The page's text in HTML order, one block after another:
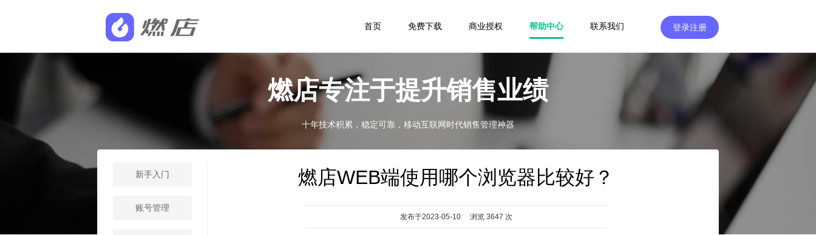
首页 免费下载 商业授权 帮助中心 联系我们 登录注册
燃店专注于提升销售业绩
十年技术积累，稳定可靠，移动互联网时代销售管理神器
新手入门
账号管理
燃店WEB端使用哪个浏览器比较好？
发布于2023-05-10 浏览 3647 次